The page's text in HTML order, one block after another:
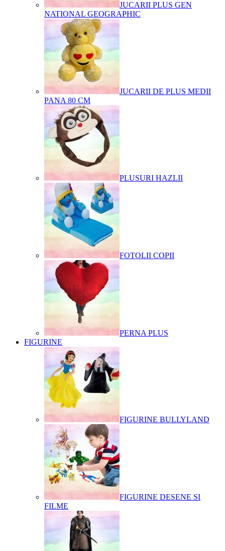
JUCARII PLUS GEN
NATIONAL GEOGRAPHIC
JUCARII DE PLUS MEDII
PANA 80 CM
PLUSURI HAZLII
FOTOLII COPII
PERNA PLUS
FIGURINE
FIGURINE BULLYLAND
FIGURINE DESENE SI
FILME